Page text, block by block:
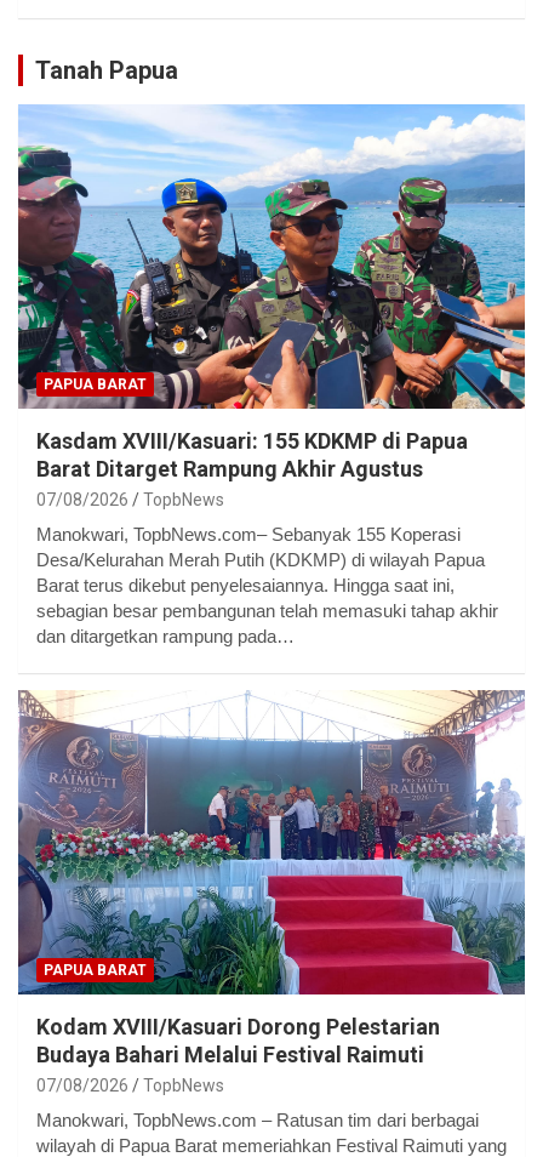
Tanah Papua
PAPUA BARAT
Kasdam XVIII/Kasuari: 155 KDKMP di Papua
Barat Ditarget Rampung Akhir Agustus
07/08/2026 TopbNews
Manokwari, TopbNews.com– Sebanyak 155 Koperasi
Desa/Kelurahan Merah Putih (KDKMP) di wilayah Papua
Barat terus dikebut penyelesaiannya. Hingga saat ini,
sebagian besar pembangunan telah memasuki tahap akhir
dan ditargetkan rampung pada…
PAPUA BARAT
Kodam XVIII/Kasuari Dorong Pelestarian
Budaya Bahari Melalui Festival Raimuti
07/08/2026 TopbNews
Manokwari, TopbNews.com – Ratusan tim dari berbagai
wilayah di Papua Barat memeriahkan Festival Raimuti yang